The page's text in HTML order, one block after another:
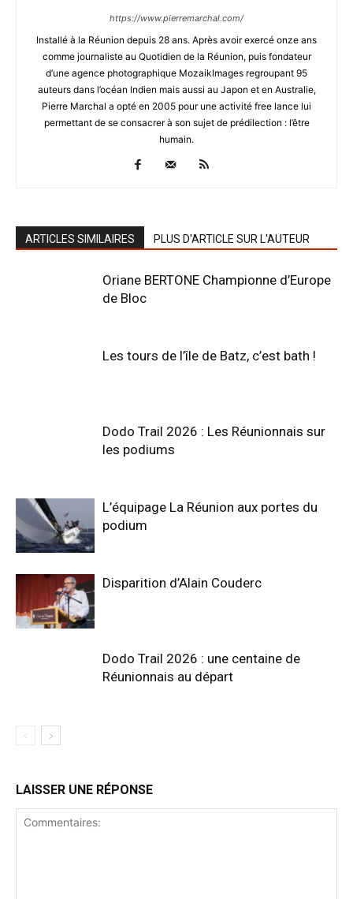
https://www.pierremarchal.com/
Installé à la Réunion depuis 28 ans. Après avoir exercé onze ans
comme journaliste au Quotidien de la Réunion, puis fondateur
d’une agence photographique MozaikImages regroupant 95
auteurs dans l’océan Indien mais aussi au Japon et en Australie,
Pierre Marchal a opté en 2005 pour une activité free lance lui
permettant de se consacrer à son sujet de prédilection : l’être
humain.
ARTICLES SIMILAIRES PLUS D'ARTICLE SUR L'AUTEUR
Oriane BERTONE Championne d’Europe
de Bloc
Les tours de l’île de Batz, c’est bath !
Dodo Trail 2026 : Les Réunionnais sur
les podiums
L’équipage La Réunion aux portes du
podium
Disparition d’Alain Couderc
Dodo Trail 2026 : une centaine de
Réunionnais au départ
LAISSER UNE RÉPONSE